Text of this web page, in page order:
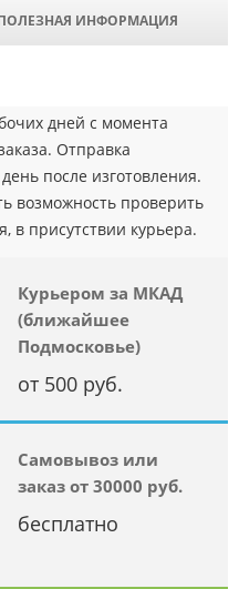
ИНФОРМАЦИЯ
дней с момента
Отправка
после изготовления.
возможность проверить
в присутствии курьера.
Курьером за МКАД
(ближайшее
Подмосковье)
от 500 руб.
Самовывоз или
заказ от 30000 руб.
бесплатно